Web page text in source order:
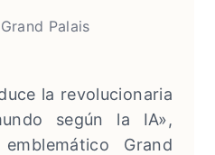
Palais
la revolucionaria
según la IA»,
Grand